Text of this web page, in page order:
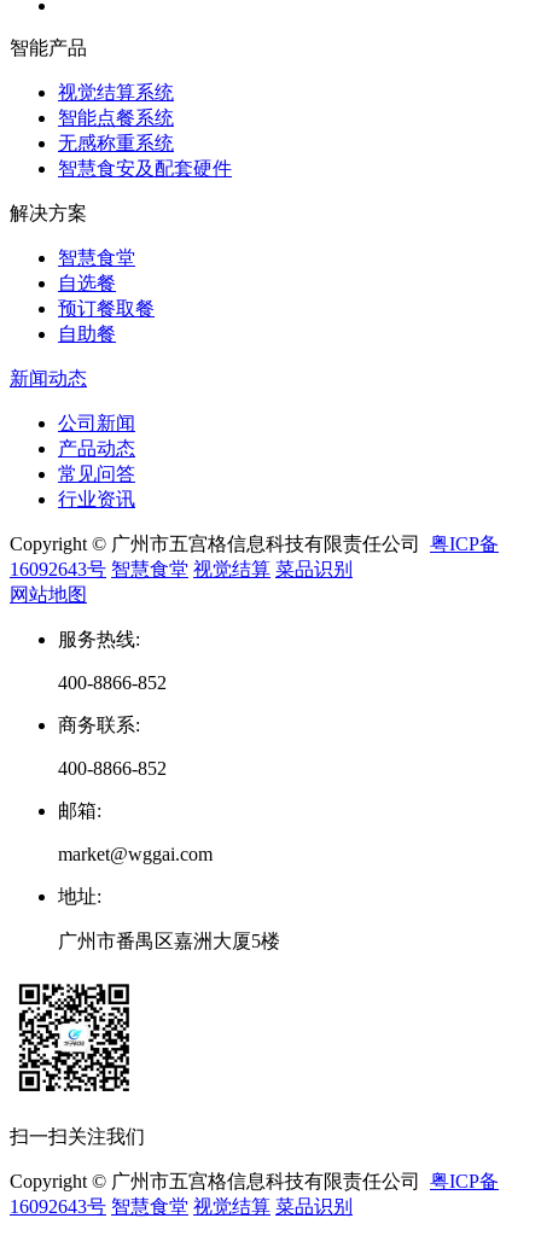
智能产品
视觉结算系统
智能点餐系统
无感称重系统
智慧食安及配套硬件
解决方案
智慧食堂
自选餐
预订餐取餐
自助餐
新闻动态
公司新闻
产品动态
常见问答
行业资讯
Copyright © 广州市五宫格信息科技有限责任公司 粤ICP备
16092643号 智慧食堂 视觉结算 菜品识别
网站地图
服务热线:
400-8866-852
商务联系:
400-8866-852
邮箱:
market@wggai.com
地址:
广州市番禺区嘉洲大厦5楼
扫一扫关注我们
Copyright © 广州市五宫格信息科技有限责任公司 粤ICP备
16092643号 智慧食堂 视觉结算 菜品识别